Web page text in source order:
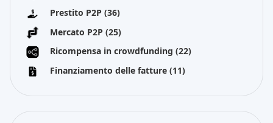
Prestito P2P (36)
Mercato P2P (25)
Ricompensa in crowdfunding (22)
Finanziamento delle fatture (11)